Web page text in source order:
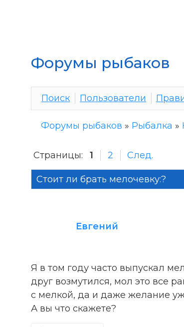
Форумы рыбаков
Поиск Пользователи
Форумы рыбаков » Рыбалка »
Страницы: 1 2 След.
Стоит ли брать мелочевку:?
Евгений
Я в том году часто выпускал
друг возмутился, мол это все
с мелкой, да и даже желание
А вы что скажете?